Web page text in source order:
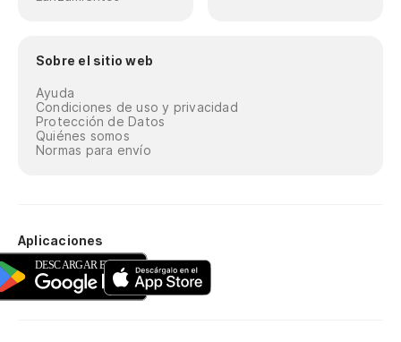
Sobre el sitio web
Ayuda
Condiciones de uso y privacidad
Protección de Datos
Quiénes somos
Normas para envío
Aplicaciones